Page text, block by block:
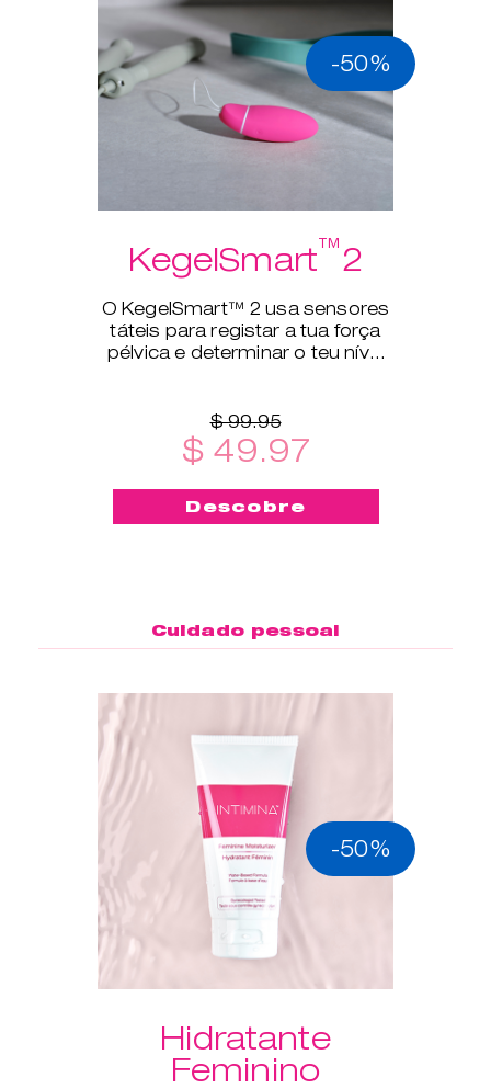
-50%
KegelSmart™2
O KegelSmart™ 2 usa sensores
táteis para registar a tua força
pélvica e determinar o teu nível
$ 99.95
$ 49.97
Descobre
Cuidado pessoal
-50%
Hidratante
Feminino